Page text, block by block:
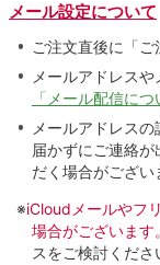
メール設定について
ご注文直後に「ご
メールアドレス
「メール配信につ
メールアドレス
届かずにご連絡
だく場合がござい
※iCloudメールやフ
場合がございます。
スをご検討くださ